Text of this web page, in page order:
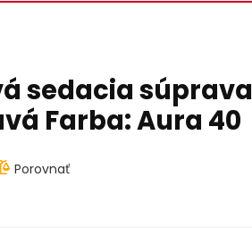
sedacia súprava
Farba: Aura 40
Porovnať